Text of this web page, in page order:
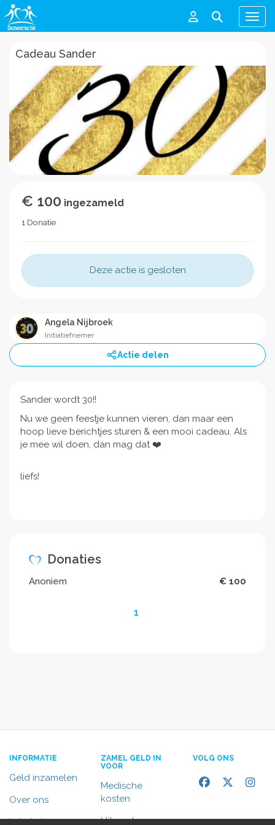
Menu
Cadeau Sander
€ 100 ingezameld
1 Donatie
Deze actie is gesloten
Angela Nijbroek
Initiatiefnemer
Actie delen
Sander wordt 30!!
Nu we geen feestje kunnen vieren, dan maar een
hoop lieve berichtjes sturen & een mooi cadeau. Als
je mee wil doen, dan mag dat ❤️
liefs!
Donaties
Anoniem € 100
1
INFORMATIE
Geld inzamelen
Over ons
In het nieuws
ZAMEL GELD IN
VOOR
Medische
kosten
Uitvaart
VOLG ONS